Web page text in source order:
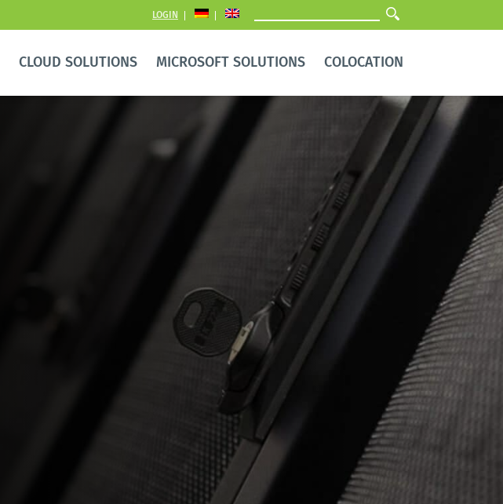
LOGIN
CLOUD SOLUTIONS MICROSOFT SOLUTIONS COLOCATION